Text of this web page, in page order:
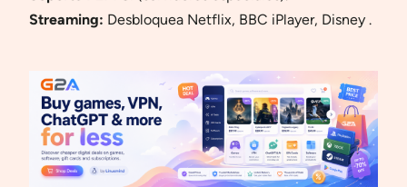
Streaming: Desbloquea Netflix, BBC iPlayer, Disney .